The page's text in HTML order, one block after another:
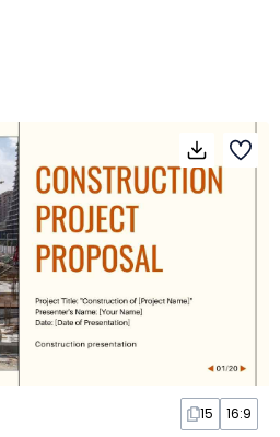
15 16:9